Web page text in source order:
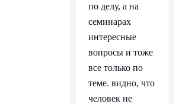
по делу, а на
семинарах
интересные
вопросы и тоже
все только по
теме. видно, что
человек не